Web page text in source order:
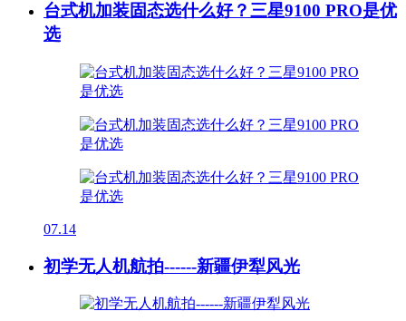
台式机加装固态选什么好？三星9100 PRO是优
选
07.14
初学无人机航拍------新疆伊犁风光